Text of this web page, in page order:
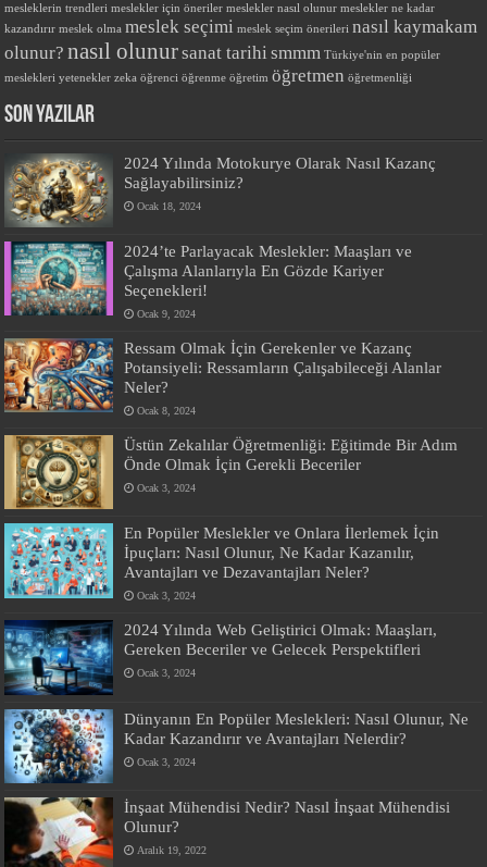
mesleklerin trendleri meslekler için öneriler meslekler nasıl olunur meslekler ne kadar
kazandırır meslek olma meslek seçimi meslek seçim önerileri nasıl kaymakam
olunur? nasıl olunursanat tarihismmm Türkiye'nin en popüler
meslekleri yetenekler zeka öğrenci öğrenme öğretim öğretmen öğretmenliği
SON YAZILAR
2024 Yılında Motokurye Olarak Nasıl Kazanç
Sağlayabilirsiniz?
Ocak 18, 2024
2024’te Parlayacak Meslekler: Maaşları ve
Çalışma Alanlarıyla En Gözde Kariyer
Seçenekleri!
Ocak 9, 2024
Ressam Olmak İçin Gerekenler ve Kazanç
Potansiyeli: Ressamların Çalışabileceği Alanlar
Neler?
Ocak 8, 2024
Üstün Zekalılar Öğretmenliği: Eğitimde Bir Adım
Önde Olmak İçin Gerekli Beceriler
Ocak 3, 2024
En Popüler Meslekler ve Onlara İlerlemek İçin
İpuçları: Nasıl Olunur, Ne Kadar Kazanılır,
Avantajları ve Dezavantajları Neler?
Ocak 3, 2024
2024 Yılında Web Geliştirici Olmak: Maaşları,
Gereken Beceriler ve Gelecek Perspektifleri
Ocak 3, 2024
Dünyanın En Popüler Meslekleri: Nasıl Olunur, Ne
Kadar Kazandırır ve Avantajları Nelerdir?
Ocak 3, 2024
İnşaat Mühendisi Nedir? Nasıl İnşaat Mühendisi
Olunur?
Aralık 19, 2022